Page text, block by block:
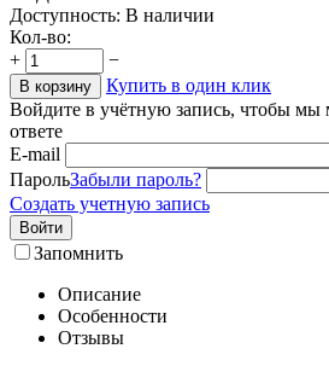
Доступность: В наличии
Кол-во:
+
−
В корзину
Купить в один клик
Войдите в учётную запись, чтобы мы
ответе
E-mail
ПарольЗабыли пароль?
Создать учетную запись
Войти
Запомнить
Описание
Особенности
Отзывы